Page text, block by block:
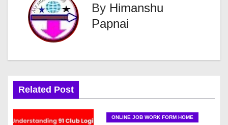
a
t
By Himanshu
Papnai
Related Post
ONLINE JOB WORK FORM HOME